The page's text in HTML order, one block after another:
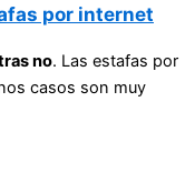
por internet
no. Las estafas por
casos son muy